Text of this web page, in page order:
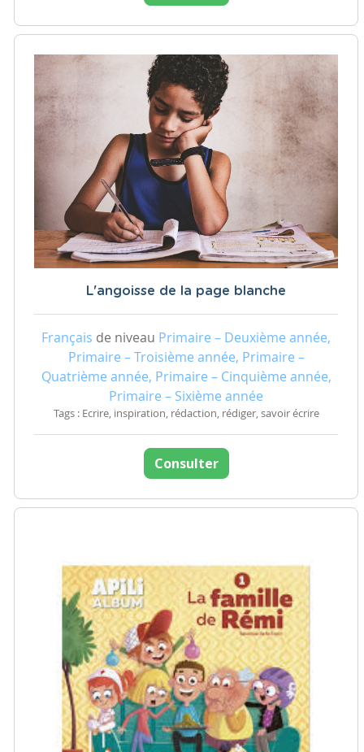
L'angoisse de la page blanche
Français de niveau Primaire – Deuxième année,
Primaire – Troisième année, Primaire –
Quatrième année, Primaire – Cinquième année,
Primaire – Sixième année
Tags : Ecrire, inspiration, rédaction, rédiger, savoir écrire
Consulter